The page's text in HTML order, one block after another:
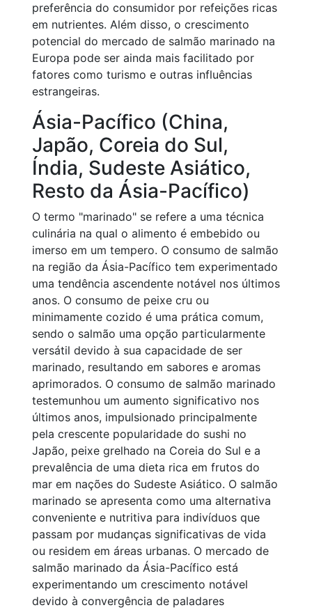
preferência do consumidor por refeições ricas
em nutrientes. Além disso, o crescimento
potencial do mercado de salmão marinado na
Europa pode ser ainda mais facilitado por
fatores como turismo e outras influências
estrangeiras.
Ásia-Pacífico (China,
Japão, Coreia do Sul,
Índia, Sudeste Asiático,
Resto da Ásia-Pacífico)
O termo "marinado" se refere a uma técnica
culinária na qual o alimento é embebido ou
imerso em um tempero. O consumo de salmão
na região da Ásia-Pacífico tem experimentado
uma tendência ascendente notável nos últimos
anos. O consumo de peixe cru ou
minimamente cozido é uma prática comum,
sendo o salmão uma opção particularmente
versátil devido à sua capacidade de ser
marinado, resultando em sabores e aromas
aprimorados. O consumo de salmão marinado
testemunhou um aumento significativo nos
últimos anos, impulsionado principalmente
pela crescente popularidade do sushi no
Japão, peixe grelhado na Coreia do Sul e a
prevalência de uma dieta rica em frutos do
mar em nações do Sudeste Asiático. O salmão
marinado se apresenta como uma alternativa
conveniente e nutritiva para indivíduos que
passam por mudanças significativas de vida
ou residem em áreas urbanas. O mercado de
salmão marinado da Ásia-Pacífico está
experimentando um crescimento notável
devido à convergência de paladares